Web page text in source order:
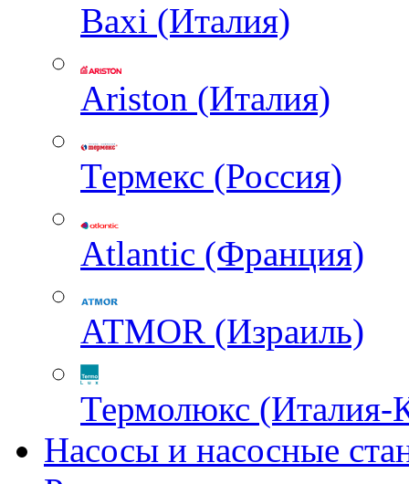
Baxi (Италия)
Ariston (Италия)
Термекс (Россия)
Atlantic (Франция)
ATMOR (Израиль)
Термолюкс (Италия-
Насосы и насосные